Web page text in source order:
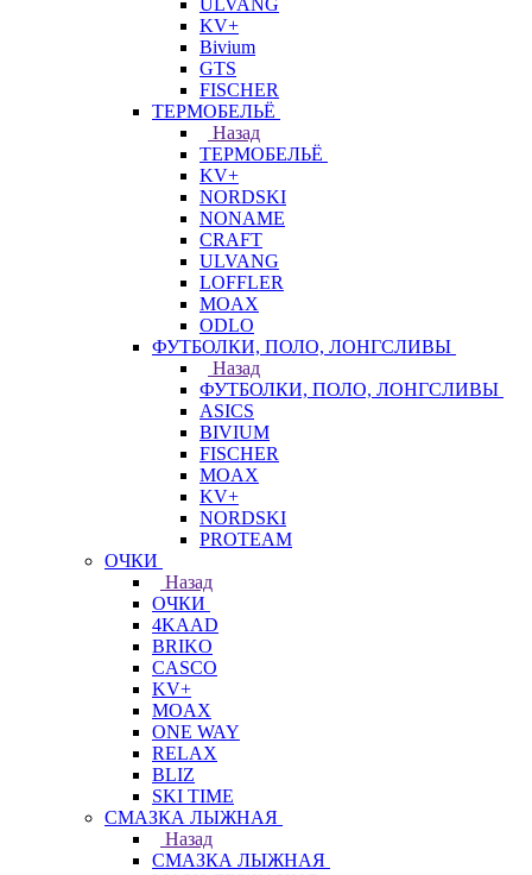
ULVANG
KV+
Bivium
GTS
FISCHER
ТЕРМОБЕЛЬЁ
Назад
ТЕРМОБЕЛЬЁ
KV+
NORDSKI
NONAME
CRAFT
ULVANG
LOFFLER
MOAX
ODLO
ФУТБОЛКИ, ПОЛО, ЛОНГСЛИВЫ
Назад
ФУТБОЛКИ, ПОЛО, ЛОНГСЛИВЫ
ASICS
BIVIUM
FISCHER
MOAX
KV+
NORDSKI
PROTEAM
ОЧКИ
Назад
ОЧКИ
4KAAD
BRIKO
CASCO
KV+
MOAX
ONE WAY
RELAX
BLIZ
SKI TIME
СМАЗКА ЛЫЖНАЯ
Назад
СМАЗКА ЛЫЖНАЯ